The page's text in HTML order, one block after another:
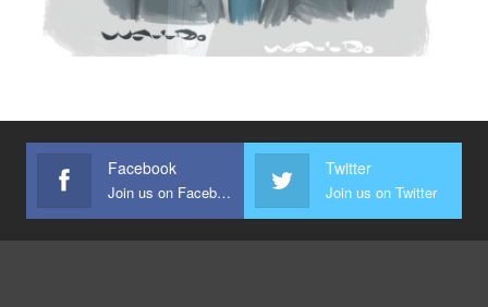
Facebook
Join us on Facebook
Twitter
Join us on Twitter